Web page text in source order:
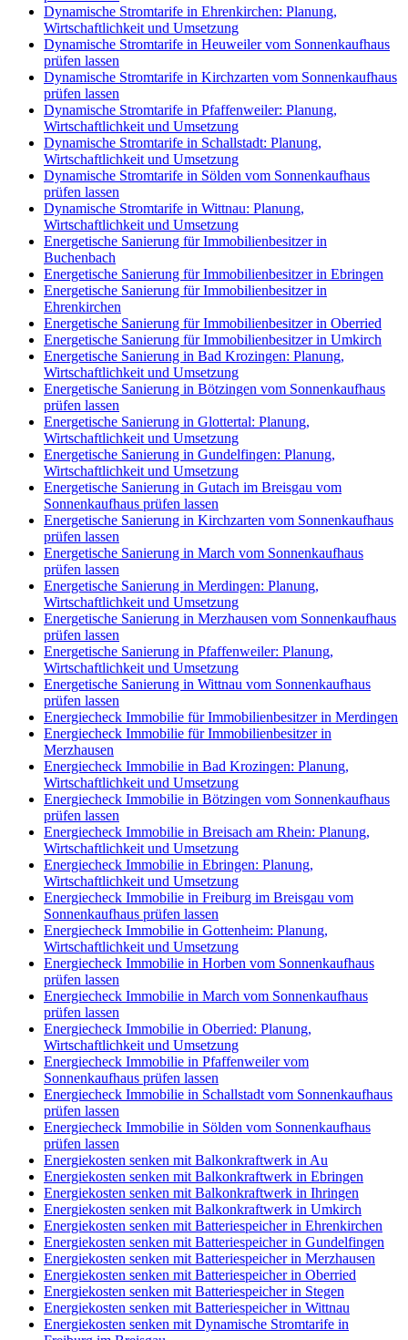
Dynamische Stromtarife in Ehrenkirchen: Planung,
Wirtschaftlichkeit und Umsetzung
Dynamische Stromtarife in Heuweiler vom Sonnenkaufhaus
prüfen lassen
Dynamische Stromtarife in Kirchzarten vom Sonnenkaufhaus
prüfen lassen
Dynamische Stromtarife in Pfaffenweiler: Planung,
Wirtschaftlichkeit und Umsetzung
Dynamische Stromtarife in Schallstadt: Planung,
Wirtschaftlichkeit und Umsetzung
Dynamische Stromtarife in Sölden vom Sonnenkaufhaus
prüfen lassen
Dynamische Stromtarife in Wittnau: Planung,
Wirtschaftlichkeit und Umsetzung
Energetische Sanierung für Immobilienbesitzer in
Buchenbach
Energetische Sanierung für Immobilienbesitzer in Ebringen
Energetische Sanierung für Immobilienbesitzer in
Ehrenkirchen
Energetische Sanierung für Immobilienbesitzer in Oberried
Energetische Sanierung für Immobilienbesitzer in Umkirch
Energetische Sanierung in Bad Krozingen: Planung,
Wirtschaftlichkeit und Umsetzung
Energetische Sanierung in Bötzingen vom Sonnenkaufhaus
prüfen lassen
Energetische Sanierung in Glottertal: Planung,
Wirtschaftlichkeit und Umsetzung
Energetische Sanierung in Gundelfingen: Planung,
Wirtschaftlichkeit und Umsetzung
Energetische Sanierung in Gutach im Breisgau vom
Sonnenkaufhaus prüfen lassen
Energetische Sanierung in Kirchzarten vom Sonnenkaufhaus
prüfen lassen
Energetische Sanierung in March vom Sonnenkaufhaus
prüfen lassen
Energetische Sanierung in Merdingen: Planung,
Wirtschaftlichkeit und Umsetzung
Energetische Sanierung in Merzhausen vom Sonnenkaufhaus
prüfen lassen
Energetische Sanierung in Pfaffenweiler: Planung,
Wirtschaftlichkeit und Umsetzung
Energetische Sanierung in Wittnau vom Sonnenkaufhaus
prüfen lassen
Energiecheck Immobilie für Immobilienbesitzer in Merdingen
Energiecheck Immobilie für Immobilienbesitzer in
Merzhausen
Energiecheck Immobilie in Bad Krozingen: Planung,
Wirtschaftlichkeit und Umsetzung
Energiecheck Immobilie in Bötzingen vom Sonnenkaufhaus
prüfen lassen
Energiecheck Immobilie in Breisach am Rhein: Planung,
Wirtschaftlichkeit und Umsetzung
Energiecheck Immobilie in Ebringen: Planung,
Wirtschaftlichkeit und Umsetzung
Energiecheck Immobilie in Freiburg im Breisgau vom
Sonnenkaufhaus prüfen lassen
Energiecheck Immobilie in Gottenheim: Planung,
Wirtschaftlichkeit und Umsetzung
Energiecheck Immobilie in Horben vom Sonnenkaufhaus
prüfen lassen
Energiecheck Immobilie in March vom Sonnenkaufhaus
prüfen lassen
Energiecheck Immobilie in Oberried: Planung,
Wirtschaftlichkeit und Umsetzung
Energiecheck Immobilie in Pfaffenweiler vom
Sonnenkaufhaus prüfen lassen
Energiecheck Immobilie in Schallstadt vom Sonnenkaufhaus
prüfen lassen
Energiecheck Immobilie in Sölden vom Sonnenkaufhaus
prüfen lassen
Energiekosten senken mit Balkonkraftwerk in Au
Energiekosten senken mit Balkonkraftwerk in Ebringen
Energiekosten senken mit Balkonkraftwerk in Ihringen
Energiekosten senken mit Balkonkraftwerk in Umkirch
Energiekosten senken mit Batteriespeicher in Ehrenkirchen
Energiekosten senken mit Batteriespeicher in Gundelfingen
Energiekosten senken mit Batteriespeicher in Merzhausen
Energiekosten senken mit Batteriespeicher in Oberried
Energiekosten senken mit Batteriespeicher in Stegen
Energiekosten senken mit Batteriespeicher in Wittnau
Energiekosten senken mit Dynamische Stromtarife in